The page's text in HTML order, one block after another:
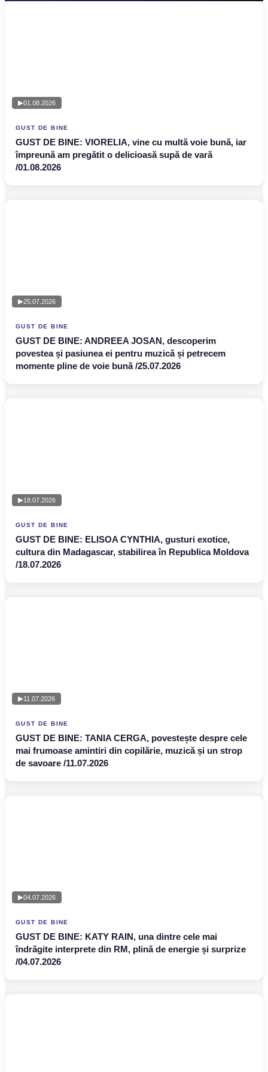
01.08.2026
GUST DE BINE
GUST DE BINE: VIORELIA, vine cu multă voie bună, iar
împreună am pregătit o delicioasă supă de vară
/01.08.2026
25.07.2026
GUST DE BINE
GUST DE BINE: ANDREEA JOSAN, descoperim
povestea și pasiunea ei pentru muzică și petrecem
momente pline de voie bună /25.07.2026
18.07.2026
GUST DE BINE
GUST DE BINE: ELISOA CYNTHIA, gusturi exotice,
cultura din Madagascar, stabilirea în Republica Moldova
/18.07.2026
11.07.2026
GUST DE BINE
GUST DE BINE: TANIA CERGA, povestește despre cele
mai frumoase amintiri din copilărie, muzică și un strop
de savoare /11.07.2026
04.07.2026
GUST DE BINE
GUST DE BINE: KATY RAIN, una dintre cele mai
îndrăgite interprete din RM, plină de energie și surprize
/04.07.2026